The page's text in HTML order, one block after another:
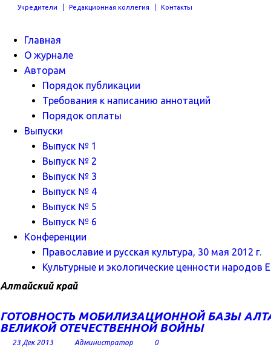
Учредители Редакционная коллегия Контакты
Главная
О журнале
Авторам
Порядок публикации
Требования к написанию аннотаций
Порядок оплаты
Выпуски
Выпуск № 1
Выпуск № 2
Выпуск № 3
Выпуск № 4
Выпуск № 5
Выпуск № 6
Конференции
Православие и русская культура, 30 мая 2012 г.
Культурные и экологические ценности народов
Алтайский край
ГОТОВНОСТЬ МОБИЛИЗАЦИОННОЙ БАЗЫ
ВЕЛИКОЙ ОТЕЧЕСТВЕННОЙ ВОЙНЫ
23 Дек 2013 Администратор
0